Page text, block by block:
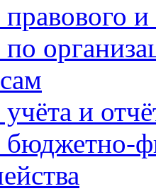
по
и
бюджетно-